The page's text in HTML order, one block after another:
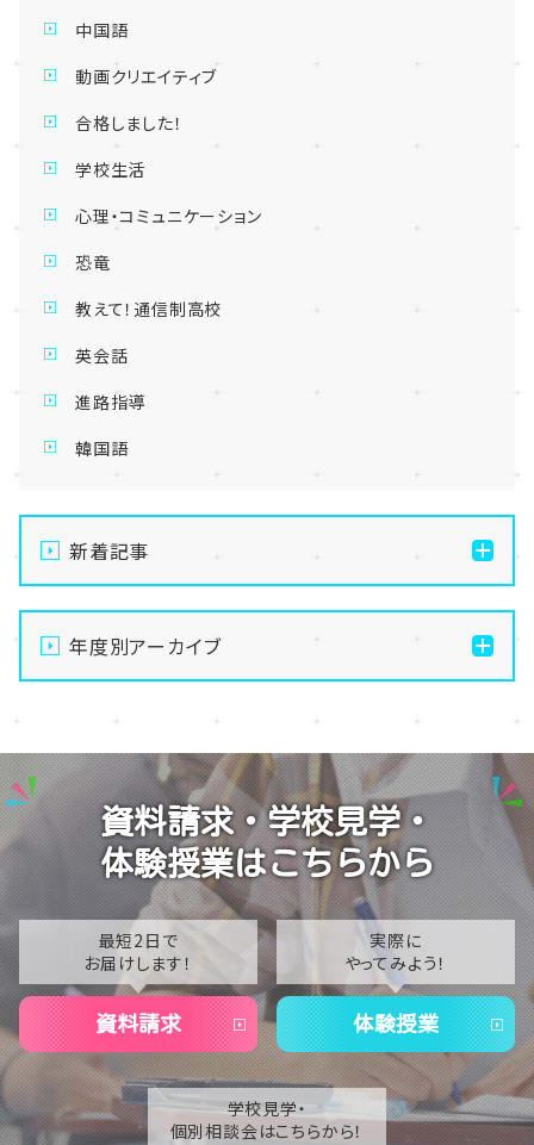
中国語
動画クリエイティブ
合格しました！
学校生活
心理・コミュニケーション
恐竜
教えて！通信制高校
英会話
進路指導
韓国語
新着記事
【名古屋】🌺転入生・編入生 出願受付中🌺
【名古屋】🏫名古屋学習センター・スクーリング🏫
【名古屋】🎐2026年・夏季閉校期間のお知らせ🎐
【名古屋】🎐2026年8月スタート🎐
年度別アーカイブ
2025
2024
2023
2021
2020
資料請求・学校見学・
体験授業はこちらから
最短2日で
お届けします！
資料請求
実際に
やってみよう！
体験授業
学校見学・
個別相談会はこちらから！